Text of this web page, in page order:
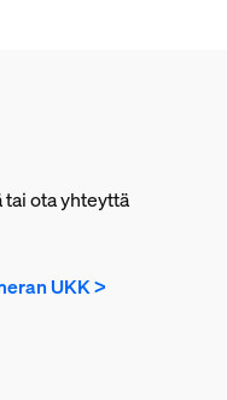
ota yhteyttä
UKK >